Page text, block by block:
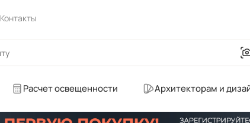
Контакты
Расчет освещенности Архитекторам и